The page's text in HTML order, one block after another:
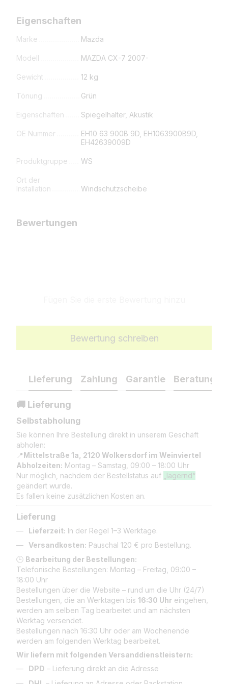
Eigenschaften
Marke Mazda
Modell MAZDA CX-7 2007-
Gewicht 12 kg
Tönung Grün
Eigenschaften Spiegelhalter, Akustik
OE Nummer
EH10 63 900B 9D, EH1063900B9D,
EH42639009D
Produktgruppe WS
Ort der
Installation
Windschutzscheibe
Bewertungen
Bewertung schreiben
Lieferung Zahlung Garantie Beratung
🚚 Lieferung
Selbstabholung
Sie können Ihre Bestellung direkt in unserem Geschäft
abholen:
📍Mittelstraße 1a, 2120 Wolkersdorf im Weinviertel
Abholzeiten: Montag – Samstag, 09:00 – 18:00 Uhr
Nur möglich, nachdem der Bestellstatus auf
„lagernd“
geändert wurde.
Es fallen keine zusätzlichen Kosten an.
Lieferung
Lieferzeit: In der Regel 1–3 Werktage.
Versandkosten: Pauschal 120 € pro Bestellung.
🕒 Bearbeitung der Bestellungen:
Telefonische Bestellungen: Montag – Freitag, 09:00 –
18:00 Uhr
Bestellungen über die Website – rund um die Uhr (24/7)
Bestellungen, die an Werktagen bis 16:30 Uhr eingehen,
werden am selben Tag bearbeitet und am nächsten
Werktag versendet.
Bestellungen nach 16:30 Uhr oder am Wochenende
werden am folgenden Werktag bearbeitet.
Wir liefern mit folgenden Versanddienstleistern:
DPD – Lieferung direkt an die Adresse